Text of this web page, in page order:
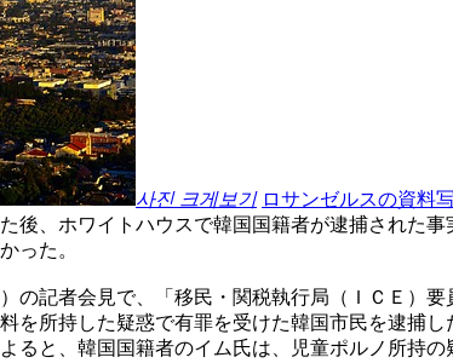
사진 크게보기 ロサンゼルスの資料
後、ホワイトハウスで韓国国籍者が逮捕された
った。
記者会見で、「移民・関税執行局（ＩＣＥ）
所持した疑惑で有罪を受けた韓国市民を逮捕
と、韓国国籍者のイム氏は、児童ポルノ所持